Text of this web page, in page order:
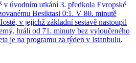
v úvodním utkání 3. předkola Evropské
Besiktasi 0:1. V 80. minutě
v jejichž základní sestavě nastoupil
hráli od 71. minuty bez vyloučeného
je na programu za týden v Istanbulu.